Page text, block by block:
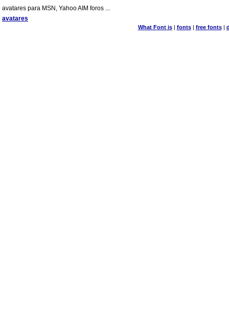
avatares para MSN, Yahoo AIM foros ...
avatares
What Font is| fonts| free fonts|